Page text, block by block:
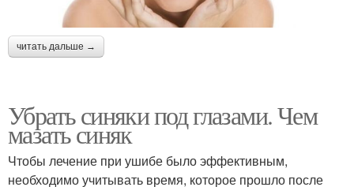
читать дальше →
Убрать синяки под глазами. Чем
мазать синяк
Чтобы лечение при ушибе было эффективным,
необходимо учитывать время, которое прошло после